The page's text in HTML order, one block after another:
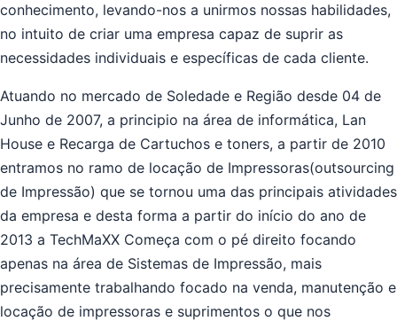
conhecimento, levando-nos a unirmos nossas habilidades,
no intuito de criar uma empresa capaz de suprir as
necessidades individuais e específicas de cada cliente.
Atuando no mercado de Soledade e Região desde 04 de
Junho de 2007, a principio na área de informática, Lan
House e Recarga de Cartuchos e toners, a partir de 2010
entramos no ramo de locação de Impressoras(outsourcing
de Impressão) que se tornou uma das principais atividades
da empresa e desta forma a partir do início do ano de
2013 a TechMaXX Começa com o pé direito focando
apenas na área de Sistemas de Impressão, mais
precisamente trabalhando focado na venda, manutenção e
locação de impressoras e suprimentos o que nos